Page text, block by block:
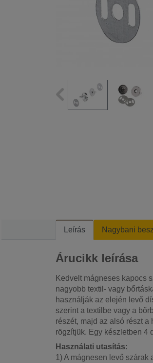
Leírás Nagybani
Árucikk leírása
Kedvelt mágneses kapocs
nagyobb textil- vagy
használják az elején levő
szerint a textilbe vagy a
részét, majd az alsó részt
rögzítjük. Egy készletben 4
Használati utasítás:
1) A mágnesen levő